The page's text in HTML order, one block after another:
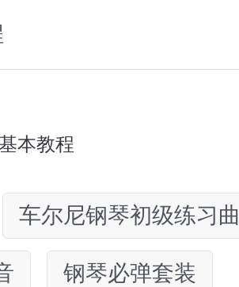
本教程
车尔尼钢琴初级练习曲
钢琴必弹套装